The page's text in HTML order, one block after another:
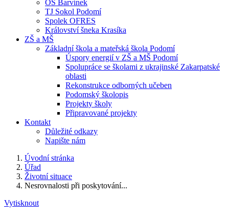
OS Barvínek
TJ Sokol Podomí
Spolek OFRES
Království šneka Krasíka
ZŠ a MŠ
Základní škola a mateřská škola Podomí
Úspory energií v ZŠ a MŠ Podomí
Spolupráce se školami z ukrajinské Zakarpatské
oblasti
Rekonstrukce odborných učeben
Podomský školopis
Projekty školy
Připravované projekty
Kontakt
Důležité odkazy
Napište nám
Úvodní stránka
Úřad
Životní situace
Nesrovnalosti při poskytování...
Vytisknout